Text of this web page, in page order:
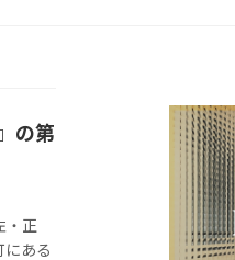
の第
・正
ある